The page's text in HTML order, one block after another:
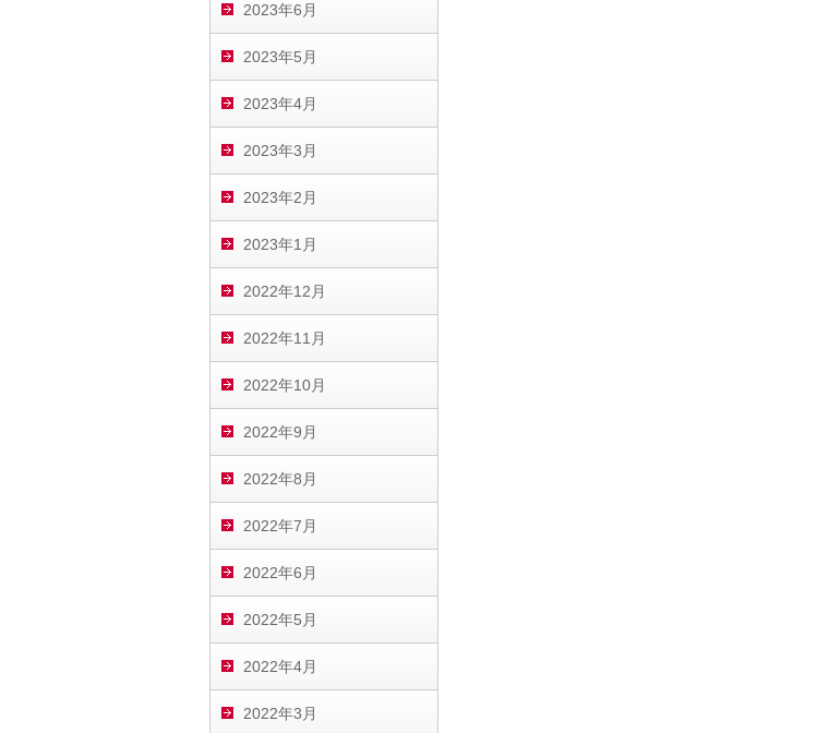
2023年6月
2023年5月
2023年4月
2023年3月
2023年2月
2023年1月
2022年12月
2022年11月
2022年10月
2022年9月
2022年8月
2022年7月
2022年6月
2022年5月
2022年4月
2022年3月